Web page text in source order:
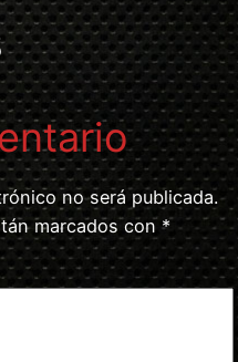
no será publicada.
marcados con*